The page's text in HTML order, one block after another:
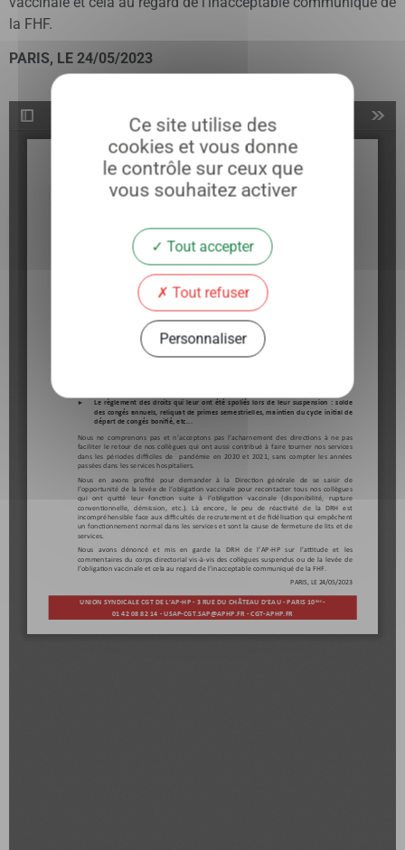
la FHF.
PARIS, LE 24/05/2023
Ce site utilise des
cookies et vous donne
le contrôle sur ceux que
vous souhaitez activer
Tout accepter
Tout refuser
Personnaliser